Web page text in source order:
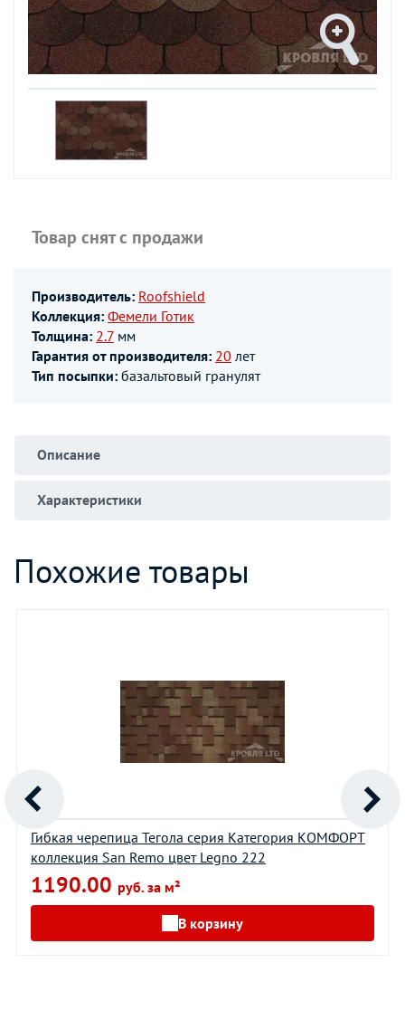
Товар снят с продажи
Производитель: Roofshield
Коллекция: Фемели Готик
Толщина: 2.7 мм
Гарантия от производителя: 20 лет
Тип посыпки: базальтовый гранулят
Описание
Характеристики
Похожие товары
Гибкая черепица Тегола серия Категория КОМФОРТ
коллекция San Remo цвет Legno 222
1190.00 руб. за м²
В корзину